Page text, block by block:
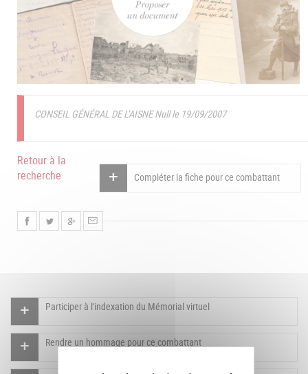
CONSEIL GÉNÉRAL DE L'AISNE Null le 19/09/2007
Compléter la fiche pour ce combattant
Retour à la
recherche
Participer à l'indexation du Mémorial virtuel
Rendre un hommage pour ce combattant